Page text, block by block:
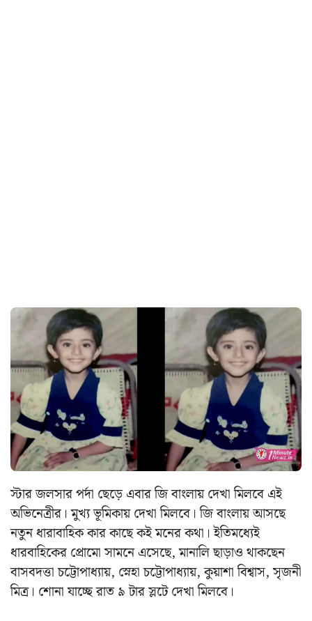
স্টার জলসার পর্দা ছেড়ে এবার জি বাংলায় দেখা মিলবে এই
অভিনেত্রীর। মুখ্য ভূমিকায় দেখা মিলবে। জি বাংলায় আসছে
নতুন ধারাবাহিক কার কাছে কই মনের কথা। ইতিমধ্যেই
ধারবাহিকের প্রোমো সামনে এসেছে, মানালি ছাড়াও থাকছেন
বাসবদত্তা চট্টোপাধ্যায়, স্নেহা চট্টোপাধ্যায়, কুয়াশা বিশ্বাস, সৃজনী
মিত্র। শোনা যাচ্ছে রাত ৯ টার স্লটে দেখা মিলবে।